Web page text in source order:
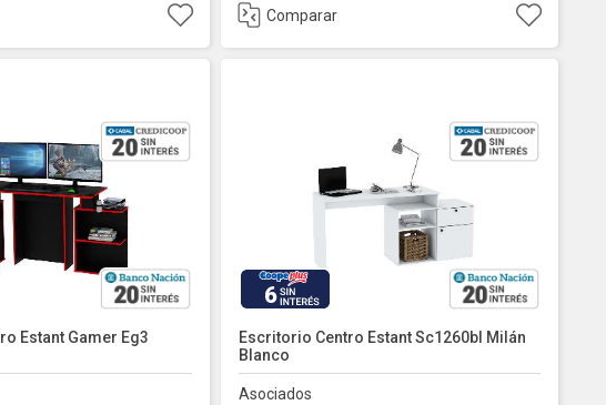
Comparar
Estant Gamer Eg3
6
Escritorio Centro Estant Sc1260bl Milán
Blanco
Asociados